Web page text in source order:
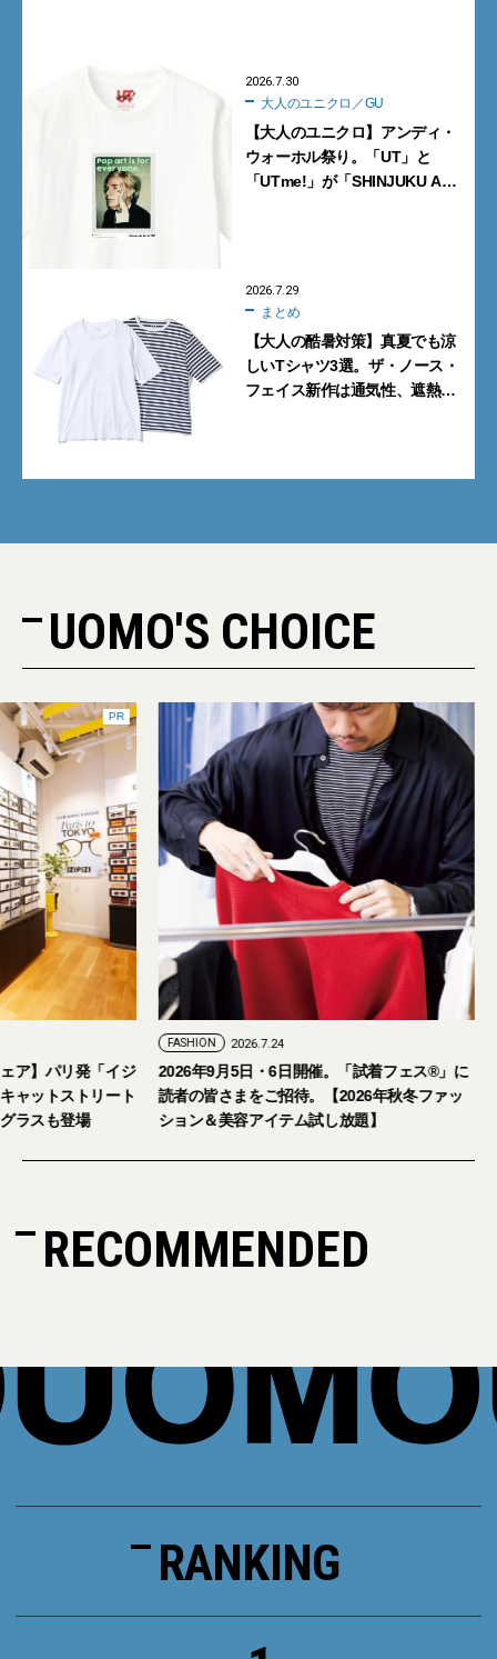
2026.7.30
大人のユニクロ／GU
【大人のユニクロ】アンディ・
ウォーホル祭り。「UT」と
「UTme!」が「SHINJUKU ART
2026.7.29
まとめ
【大人の酷暑対策】真夏でも涼
しいTシャツ3選。ザ・ノース・
フェイス新作は通気性、遮熱
UOMO'S CHOICE
PR
【おしゃれな大人のアイウェア】パリ発「イジ
ピジ」が国内初の旗艦店をキャットストリート
にオープン。日本限定サングラスも登場
2026年9月5日・6
読者の皆さまをご
ション＆美容アイ
RECOMMENDED
RANKING